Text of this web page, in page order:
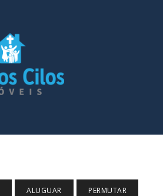
ALUGUAR PERMUTAR